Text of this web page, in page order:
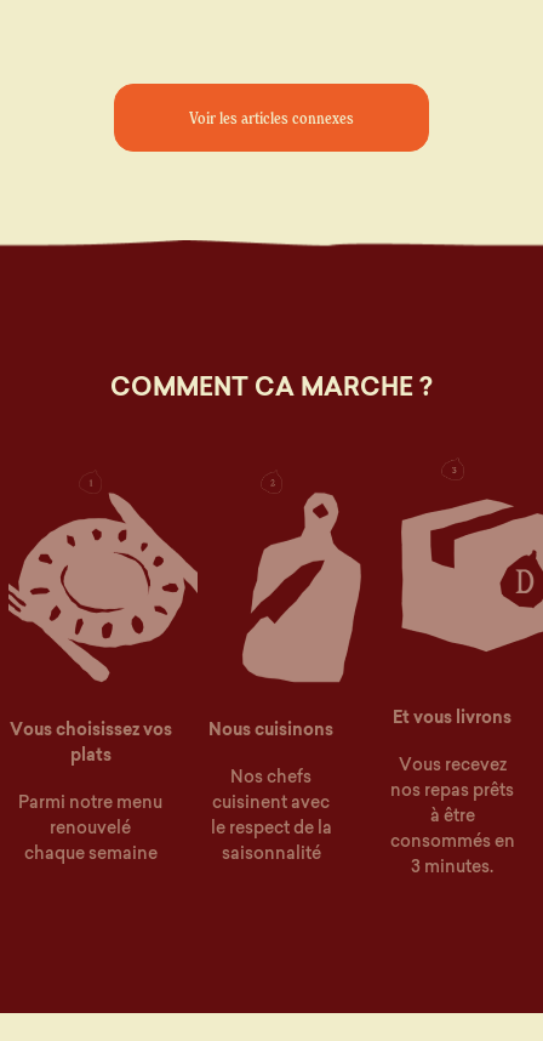
Voir les articles connexes
COMMENT CA MARCHE ?
Vous choisissez vos
plats
Parmi notre menu
renouvelé
chaque semaine
Nous cuisinons
Nos chefs
cuisinent avec
le respect de la
saisonnalité
Et vous livrons
Vous recevez
nos repas prêts
à être
consommés en
3 minutes.